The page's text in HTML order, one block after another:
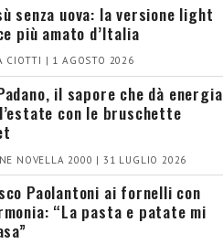
senza uova: la versione light
più amato d’Italia
CIOTTI | 1 AGOSTO 2026
il sapore che dà energia
con le bruschette
NOVELLA 2000 | 31 LUGLIO 2026
Paolantoni ai fornelli con
“La pasta e patate mi